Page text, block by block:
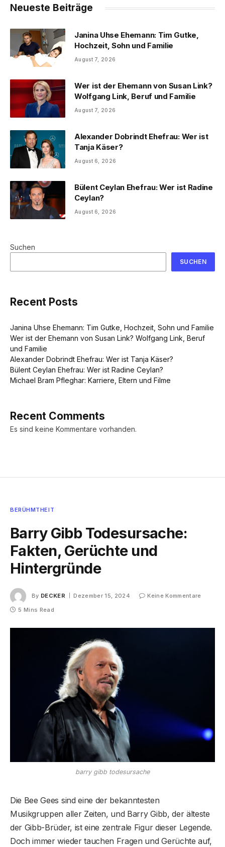
Neueste Beiträge
Janina Uhse Ehemann: Tim Gutke,
Hochzeit, Sohn und Familie
August 7, 2026
Wer ist der Ehemann von Susan Link?
Wolfgang Link, Beruf und Familie
August 7, 2026
Alexander Dobrindt Ehefrau: Wer ist
Tanja Käser?
August 6, 2026
Bülent Ceylan Ehefrau: Wer ist Radine
Ceylan?
August 6, 2026
Suchen
SUCHEN
Recent Posts
Janina Uhse Ehemann: Tim Gutke, Hochzeit, Sohn und Familie
Wer ist der Ehemann von Susan Link? Wolfgang Link, Beruf
und Familie
Alexander Dobrindt Ehefrau: Wer ist Tanja Käser?
Bülent Ceylan Ehefrau: Wer ist Radine Ceylan?
Michael Bram Pfleghar: Karriere, Eltern und Filme
Recent Comments
Es sind keine Kommentare vorhanden.
BERÜHMTHEIT
Barry Gibb Todesursache:
Fakten, Gerüchte und
Hintergründe
By DECKER Dezember 15, 2024
Keine Kommentare
5 Mins Read
barry gibb todesursache
Die Bee Gees sind eine der bekanntesten
Musikgruppen aller Zeiten, und Barry Gibb, der älteste
der Gibb-Brüder, ist eine zentrale Figur dieser Legende.
Doch immer wieder tauchen Fragen und Gerüchte auf,